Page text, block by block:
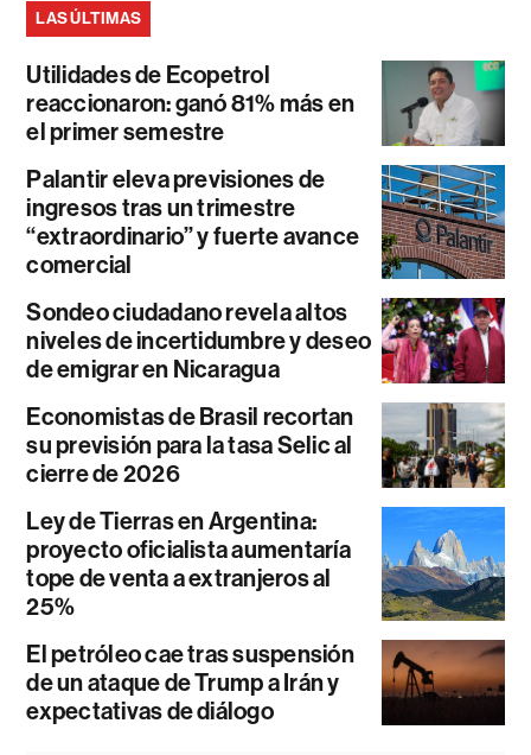
LAS ÚLTIMAS
Utilidades de Ecopetrol
reaccionaron: ganó 81% más en
el primer semestre
Palantir eleva previsiones de
ingresos tras un trimestre
“extraordinario” y fuerte avance
comercial
Sondeo ciudadano revela altos
niveles de incertidumbre y deseo
de emigrar en Nicaragua
Economistas de Brasil recortan
su previsión para la tasa Selic al
cierre de 2026
Ley de Tierras en Argentina:
proyecto oficialista aumentaría
tope de venta a extranjeros al
25%
El petróleo cae tras suspensión
de un ataque de Trump a Irán y
expectativas de diálogo